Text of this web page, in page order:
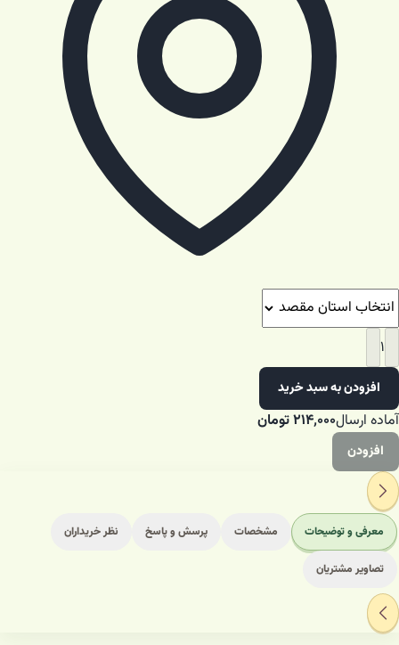
۱
افزودن به سبد خرید
آماده ارسال۲۱۴٬۰۰۰تومان
افزودن
معرفی و توضیحات مشخصات پرسش و پاسخ نظر خریداران
تصاویر مشتریان